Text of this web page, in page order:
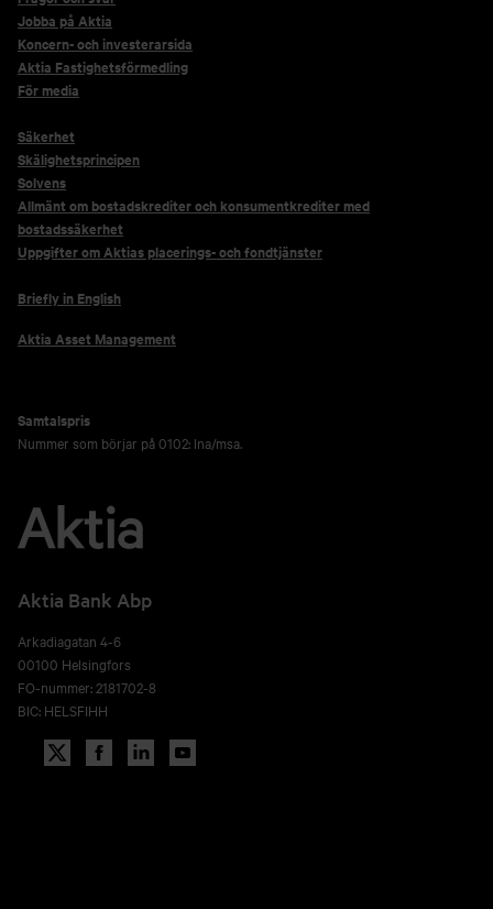
Jobba på Aktia
Koncern- och investerarsida
Aktia Fastighetsförmedling
För media
Säkerhet
Skälighetsprincipen
Solvens
Allmänt om bostadskrediter och konsumentkrediter med
bostadssäkerhet
Uppgifter om Aktias placerings- och fondtjänster
Briefly in English
Aktia Asset Management
Samtalspris
Nummer som börjar på 0102: lna/msa.
Aktia Bank Abp
Arkadiagatan 4-6
00100 Helsingfors
FO-nummer: 2181702-8
BIC: HELSFIHH